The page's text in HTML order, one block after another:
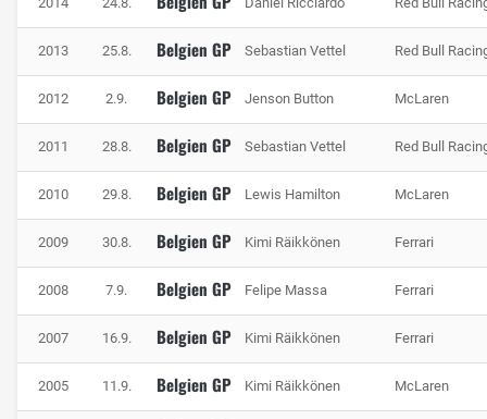
Entscheidung im letzten Sektor
Viele Überholmanöver finden in der Bus-Stop-Schikane statt, Foto: IMAGO /
Fishing 4
Die darauffolgenden Stavelot-Rechtskurven sind vor allem
unter nassen Bedingungen eine echte Herausforderung.
2013 25.8. Belgien GP Sebastian Vettel Red Bull
2012 2.9. Belgien GP Jenson Button McLaren
2011 28.8. Belgien GP Sebastian Vettel Red Bull
2010 29.8. Belgien GP Lewis Hamilton McLaren
2009 30.8. Belgien GP Kimi Räikkönen Ferrari
2008 7.9. Belgien GP Felipe Massa Ferrari
2007 16.9. Belgien GP Kimi Räikkönen Ferrari
2005 11.9. Belgien GP Kimi Räikkönen McLaren